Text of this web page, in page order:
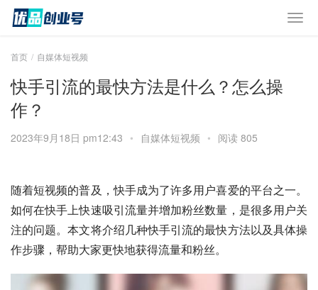
首页 自媒体短视频
快手引流的最快方法是什么？怎么操
作？
2023年9月18日 pm12:43 • 自媒体短视频 • 阅读 805
随着短视频的普及，快手成为了许多用户喜爱的平台之一。
如何在快手上快速吸引流量并增加粉丝数量，是很多用户关
注的问题。本文将介绍几种快手引流的最快方法以及具体操
作步骤，帮助大家更快地获得流量和粉丝。